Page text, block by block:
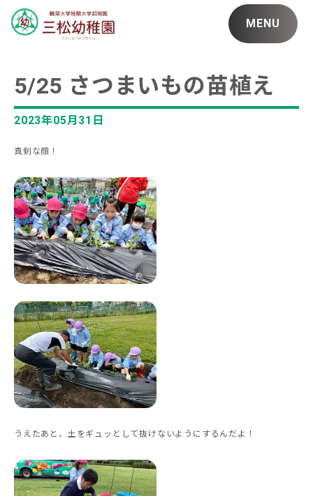
MENU
5/25 さつまいもの苗植え
2023年05月31日
真剣な顔！
うえたあと、土をギュッとして抜けないようにするんだよ！